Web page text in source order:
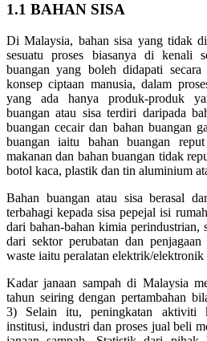
1.1 BAHAN SISA
Di Malaysia, bahan sisa yang tidak
sesuatu proses biasanya di kenali
buangan yang boleh didapati secara
konsep ciptaan manusia, dalam
yang ada hanya produk-produk
buangan atau sisa terdiri daripada
buangan cecair dan bahan buangan
buangan iaitu bahan buangan
makanan dan bahan buangan tidak
botol kaca, plastik dan tin aluminium
Bahan buangan atau sisa berasal
terbahagi kepada sisa pepejal isi
dari bahan-bahan kimia
dari sektor perubatan dan
waste iaitu peralatan elektrik/
Kadar janaan sampah di Malaysia
tahun seiring dengan pertambahan
3) Selain itu, peningkatan aktiviti
institusi, industri dan proses jual beli